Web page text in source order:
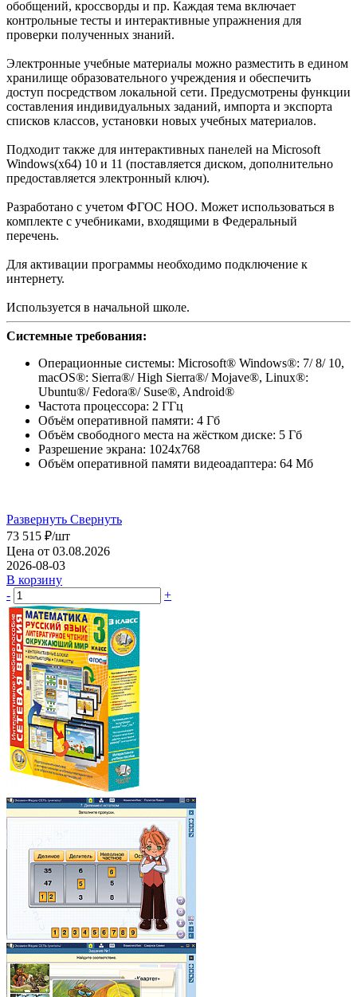
обобщений, кроссворды и пр. Каждая тема включает
контрольные тесты и интерактивные упражнения для
проверки полученных знаний.
Электронные учебные материалы можно разместить в едином
хранилище образовательного учреждения и обеспечить
доступ посредством локальной сети. Предусмотрены функции
составления индивидуальных заданий, импорта и экспорта
списков классов, установки новых учебных материалов.
Подходит также для интерактивных панелей на Microsoft
Windows(x64) 10 и 11 (поставляется диском, дополнительно
предоставляется электронный ключ).
Разработано с учетом ФГОС НОО. Может использоваться в
комплекте с учебниками, входящими в Федеральный
перечень.
Для активации программы необходимо подключение к
интернету.
Используется в начальной школе.
Системные требования:
Операционные системы: Microsoft® Windows®: 7/ 8/ 10,
macOS®: Sierra®/ High Sierra®/ Mojave®, Linux®:
Ubuntu®/ Fedora®/ Suse®, Android®
Частота процессора: 2 ГГц
Объём оперативной памяти: 4 Гб
Объём свободного места на жёстком диске: 5 Гб
Разрешение экрана: 1024х768
Объём оперативной памяти видеоадаптера: 64 Мб
Развернуть Свернуть
73 515 ₽/шт
Цена от 03.08.2026
2026-08-03
В корзину
-
+